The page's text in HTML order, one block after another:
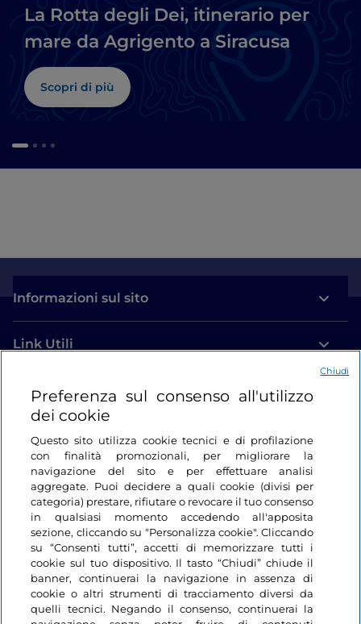
La Rotta degli Dei, itinerario per
mare da Agrigento a Siracusa
Scopri di più
Informazioni sul sito
Link Utili
Login
Restiamo in contatto
Preferenza sul consenso all'utilizzo
dei cookie
Questo sito utilizza cookie tecnici e di profilazione
con finalità promozionali, per migliorare la
navigazione del sito e per effettuare analisi
aggregate. Puoi decidere a quali cookie (divisi per
categoria) prestare, rifiutare o revocare il tuo consenso
in qualsiasi momento accedendo all'apposita
sezione, cliccando su "Personalizza cookie". Cliccando
su “Consenti tutti”, accetti di memorizzare tutti i
cookie sul tuo dispositivo. Il tasto “Chiudi” chiude il
banner, continuerai la navigazione in assenza di
cookie o altri strumenti di tracciamento diversi da
quelli tecnici. Negando il consenso, continuerai la
Chiudi